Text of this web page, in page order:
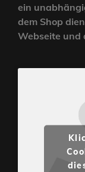
ein
dem Shop
Webseite und